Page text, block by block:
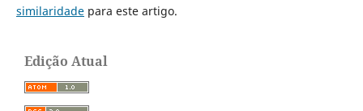
similaridadepara este artigo.
Edição Atual